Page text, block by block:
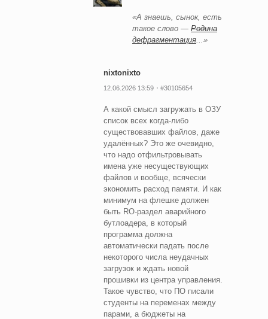
«А знаешь, сынок, есть
такое слово — Родина
дефрагментация ...»
nixtonixto
12.06.2026 13:59 #30105654
А какой смысл загружать в ОЗУ
список всех когда-либо
существовавших файлов, даже
удалённых? Это же очевидно,
что надо отфильтровывать
имена уже несуществующих
файлов и вообще, всячески
экономить расход памяти. И как
минимум на флешке должен
быть RO-раздел аварийного
бутлоадера, в который
программа должна
автоматически падать после
некоторого числа неудачных
загрузок и ждать новой
прошивки из центра управления.
Такое чувство, что ПО писали
студенты на переменах между
парами, а бюджеты на